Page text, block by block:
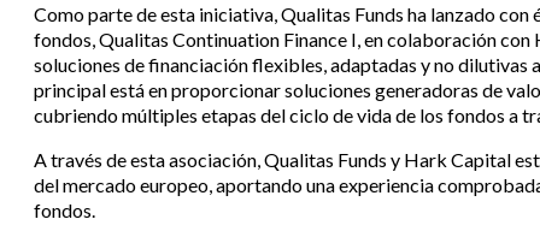
Como parte de esta iniciativa, Qualitas Funds ha lanzado
fondos, Qualitas Continuation Finance I, en colaboración
soluciones de financiación flexibles, adaptadas y no dilutivas
principal está en proporcionar soluciones generadoras de
cubriendo múltiples etapas del ciclo de vida de los fondos a
A través de esta asociación, Qualitas Funds y Hark Capital
del mercado europeo, aportando una experiencia
fondos.